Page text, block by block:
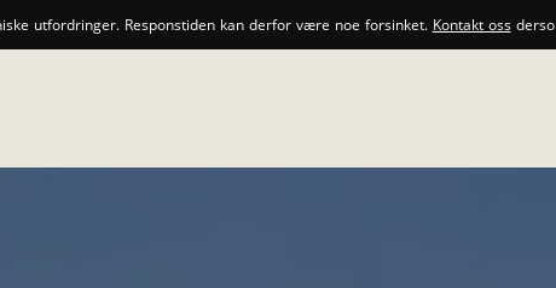
utfordringer. Responstiden kan derfor være noe forsinket. Kontakt oss